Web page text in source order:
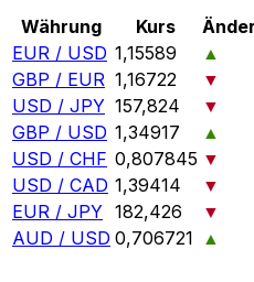
Währung Kurs
EUR / USD 1,15589
▲
GBP / EUR 1,16722
▼
USD / JPY 157,824
▼
GBP / USD 1,34917
▲
USD / CHF 0,807845 ▼
USD / CAD 1,39414
▼
EUR / JPY 182,426
▼
AUD / USD 0,706721 ▲